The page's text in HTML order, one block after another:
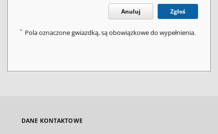
Anuluj Zgłoś
* Pola oznaczone gwiazdką, są obowiązkowe do wypełnienia.
DANE KONTAKTOWE